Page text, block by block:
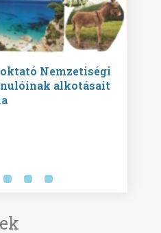
Nemzetiségi
alkotásait